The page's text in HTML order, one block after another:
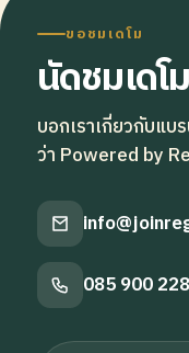
ขอชมเดโม
นัดชมเด
บอกเราเกี่ยวกับแ
ว่า Powered by
085 900